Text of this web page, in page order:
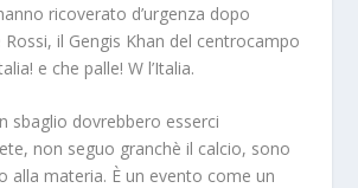
ricoverato d’urgenza dopo
Rossi, il Gengis Khan del centrocampo
e che palle! W l’Italia.
sbaglio dovrebbero esserci
non seguo granchè il calcio, sono
alla materia. È un evento come un